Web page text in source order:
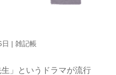
| 雑記帳
」というドラマが流行